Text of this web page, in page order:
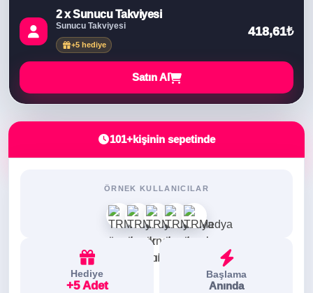
2 x Sunucu Takviyesi
Sunucu Takviyesi
+5 hediye
418,61₺
Satın Al
101+kişinin sepetinde
ÖRNEK KULLANICILAR
Hediye
+5 Adet
Başlama
Anında